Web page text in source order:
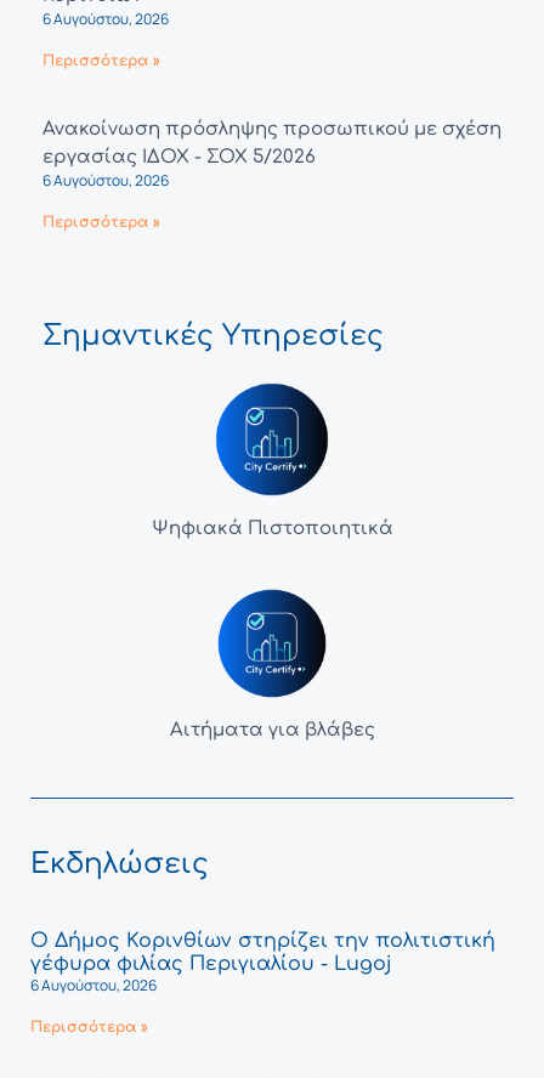
6 Αυγούστου, 2026
Περισσότερα »
Ανακοίνωση πρόσληψης προσωπικού με σχέση
εργασίας ΙΔΟΧ - ΣΟΧ 5/2026
6 Αυγούστου, 2026
Περισσότερα »
Σημαντικές Υπηρεσίες
Ψηφιακά Πιστοποιητικά
Αιτήματα για βλάβες
Εκδηλώσεις
Ο Δήμος Κορινθίων στηρίζει την πολιτιστική
γέφυρα φιλίας Περιγιαλίου - Lugoj
6 Αυγούστου, 2026
Περισσότερα »